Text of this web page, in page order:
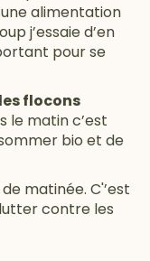
une alimentation
j’essaie d’en
pour se
flocons
le matin c’est
bio et de
matinée. C'’est
contre les